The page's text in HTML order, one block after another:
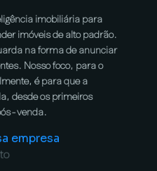
imobiliária para
imóveis de alto padrão.
na forma de anunciar
Nosso foco, para o
é para que a
desde os primeiros
venda.
empresa